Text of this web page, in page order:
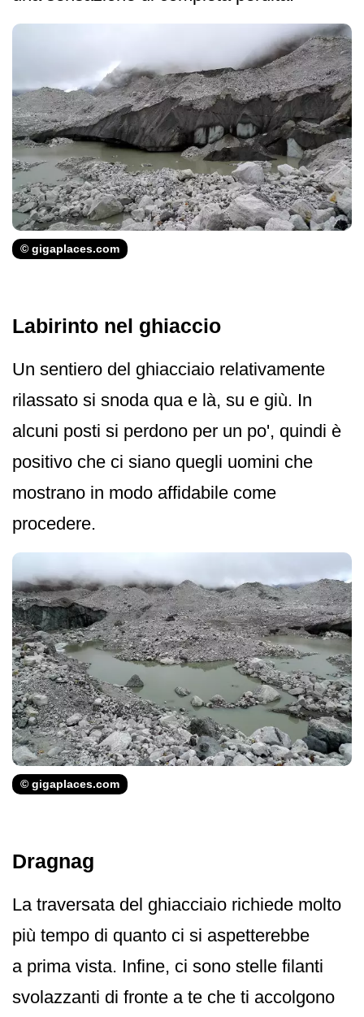
© gigaplaces.com
Labirinto nel ghiaccio
Un sentiero del ghiacciaio relativamente
rilassato si snoda qua e là, su e giù. In
alcuni posti si perdono per un po', quindi è
positivo che ci siano quegli uomini che
mostrano in modo affidabile come
procedere.
© gigaplaces.com
Dragnag
La traversata del ghiacciaio richiede molto
più tempo di quanto ci si aspetterebbe
a prima vista. Infine, ci sono stelle filanti
svolazzanti di fronte a te che ti accolgono